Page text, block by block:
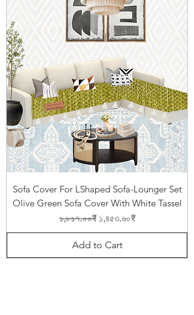
Sofa Cover For LShaped Sofa-Lounger Set
Olive Green Sofa Cover With White Tassel
Regular Price
১,৮১৭.০০₹ Sale Price
১,৪৫৩.৬০₹
Add to Cart